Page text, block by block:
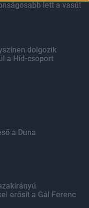
lett a vasút
dolgozik
a Híd-csoport
a Duna
erősít a Gál Ferenc